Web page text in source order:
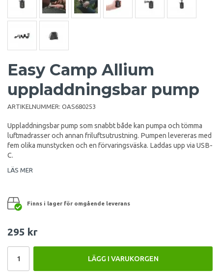
Easy Camp Allium
uppladdningsbar pump
ARTIKELNUMMER: OAS680253
Uppladdningsbar pump som snabbt både kan pumpa och tömma
luftmadrasser och annan friluftsutrustning. Pumpen levereras med
fem olika munstycken och en förvaringsväska. Laddas upp via USB-
C.
LÄS MER
Finns i lager för omgående leverans
295 kr
LÄGG I VARUKORGEN